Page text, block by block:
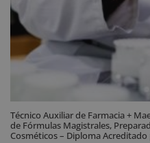
Técnico Auxiliar de Farmacia +
de Fórmulas Magistrales,
Cosméticos – Diploma